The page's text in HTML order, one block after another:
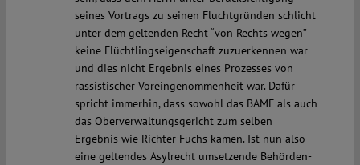
seines Vortrags zu seinen Fluchtgründen schlicht
unter dem geltenden Recht “von Rechts wegen”
keine Flüchtlingseigenschaft zuzuerkennen war
und dies nicht Ergebnis eines Prozesses von
rassistischer Voreingenommenheit war. Dafür
spricht immerhin, dass sowohl das BAMF als auch
das Oberverwaltungsgericht zum selben
Ergebnis wie Richter Fuchs kamen. Ist nun also
eine geltendes Asylrecht umsetzende Behörden-